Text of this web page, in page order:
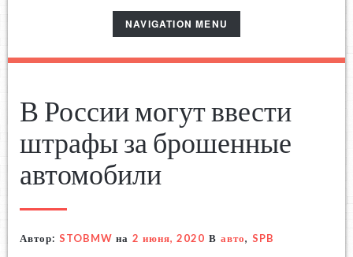
TOGGLE
NAVIGATION
NAVIGATION MENU
В России могут ввести
штрафы за брошенные
автомобили
Автор: STOBMW на 2 июня, 2020 В авто, SPB